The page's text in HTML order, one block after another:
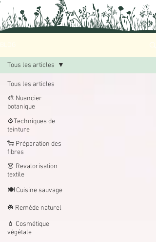
Tous les articles
🎨 Nuancier
botanique
⚙️Techniques de
teinture
🐑 Préparation des
fibres
👗 Revalorisation
textile
🍽️ Cuisine sauvage
☘️ Remède naturel
💄 Cosmétique
végétale
Tous les articles